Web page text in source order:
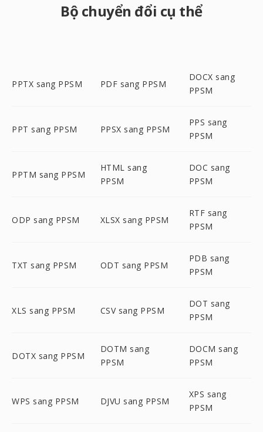
Bộ chuyển đổi cụ thể
PPTX sang PPSM PDF sang PPSM
DOCX sang
PPSM
PPT sang PPSM PPSX sang PPSM
PPS sang
PPSM
PPTM sang PPSM
HTML sang
PPSM
DOC sang
PPSM
ODP sang PPSM XLSX sang PPSM
RTF sang
PPSM
TXT sang PPSM ODT sang PPSM
PDB sang
PPSM
XLS sang PPSM CSV sang PPSM
DOT sang
PPSM
DOTX sang PPSM
DOTM sang
PPSM
DOCM sang
PPSM
WPS sang PPSM DJVU sang PPSM
XPS sang
PPSM